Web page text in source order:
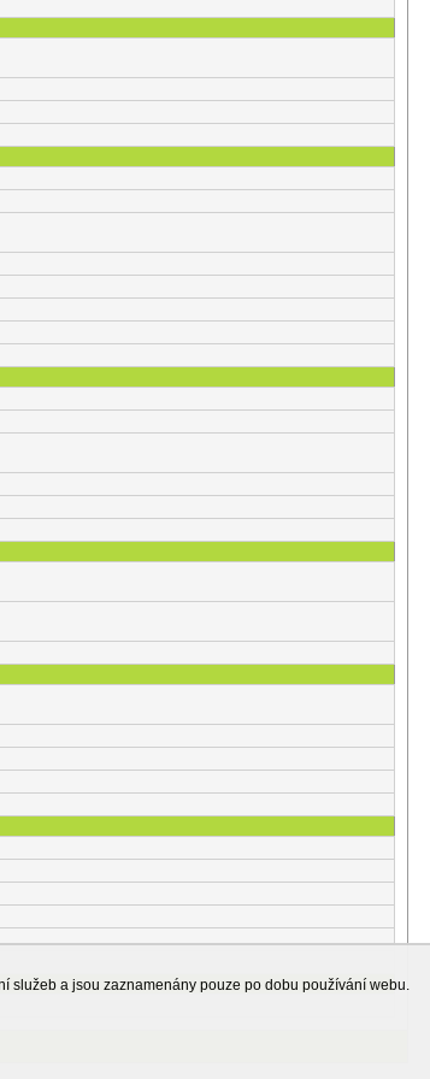
služeb a jsou zaznamenány pouze po dobu používání webu.